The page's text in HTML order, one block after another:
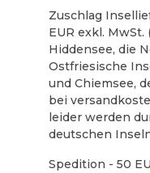
Zuschlag
EUR exkl. MwSt.
Hiddensee, die
Ostfriesische
und Chiemsee,
bei
leider werden
deutschen
Spedition - 50